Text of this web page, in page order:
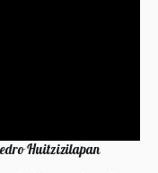
Huitzizilapan